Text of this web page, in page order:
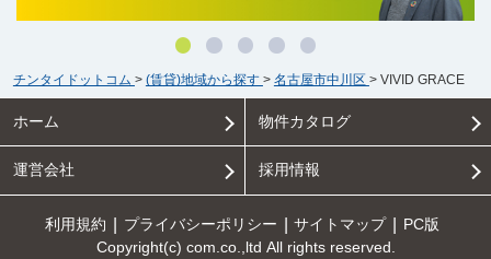
チンタイドットコム > (賃貸)地域から探す > 名古屋市中川区 > VIVID GRACE
ホーム 物件カタログ
運営会社 採用情報
利用規約 プライバシーポリシー サイトマップ
PC版
Copyright(c) com.co.,ltd All rights reserved.